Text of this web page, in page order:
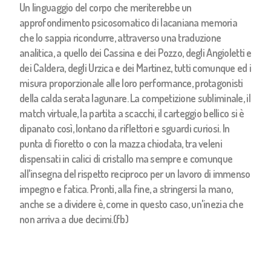
Un linguaggio del corpo che meriterebbe un
approfondimento psicosomatico di lacaniana memoria
che lo sappia ricondurre, attraverso una traduzione
analitica, a quello dei Cassina e dei Pozzo, degli Angioletti e
dei Caldera, degli Urzica e dei Martinez, tutti comunque ed i
misura proporzionale alle loro performance, protagonisti
della calda serata lagunare. La competizione subliminale, il
match virtuale, la partita a scacchi, il carteggio bellico si è
dipanato così, lontano da riflettori e sguardi curiosi. In
punta di fioretto o con la mazza chiodata, tra veleni
dispensati in calici di cristallo ma sempre e comunque
all'insegna del rispetto reciproco per un lavoro di immenso
impegno e fatica. Pronti, alla fine, a stringersi la mano,
anche se a dividere è, come in questo caso, un'inezia che
non arriva a due decimi.(fb)